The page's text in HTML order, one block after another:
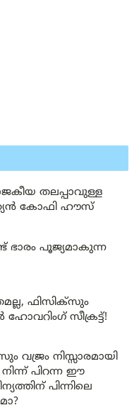
തലപ്പാവുള്ള
കോഫി ഹൗസ്
ഭാരം പൂജ്യമാകുന്ന
ഫിസിക്സും
സീക്രട്ട്!
വജ്രം നിസ്സാരമായി
പിറന്ന ഈ
പിന്നിലെ